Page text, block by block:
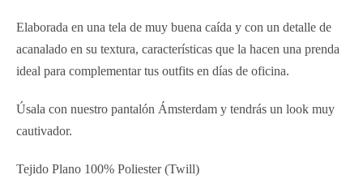
Elaborada en una tela de muy buena caída y con un detalle de
acanalado en su textura, características que la hacen una prenda
ideal para complementar tus outfits en días de oficina.
Úsala con nuestro pantalón Ámsterdam y tendrás un look muy
cautivador.
Tejido Plano 100% Poliester (Twill)